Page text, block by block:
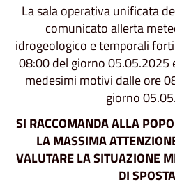
La sala operativa unificata
comunicato allerta
idrogeologico e temporali
08:00 del giorno 05.05.2025
medesimi motivi dalle ore
giorno
SI RACCOMANDA ALLA
LA MASSIMA
VALUTARE LA SITUAZIONE
DI